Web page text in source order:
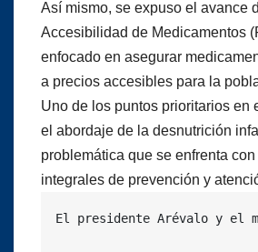
Así mismo, se expuso el avance
Accesibilidad de Medicamentos
enfocado en asegurar
a precios accesibles para la
Uno de los puntos prioritarios en
el abordaje de la desnutrición
problemática que se enfrenta
integrales de prevención y
El presidente Arévalo y el